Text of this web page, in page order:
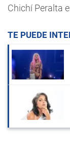
Chichí Peralta
TE PUEDE